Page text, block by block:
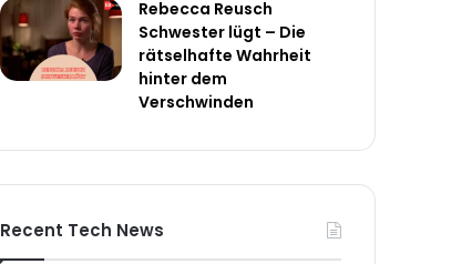
Rebecca Reusch
Schwester lügt – Die
rätselhafte Wahrheit
hinter dem
Verschwinden
Recent Tech News